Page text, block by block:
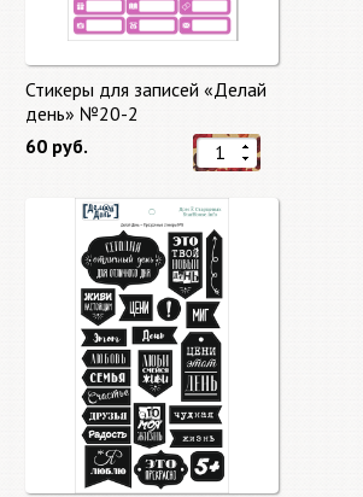
Стикеры для записей «Делай
день» №20-2
60 руб.